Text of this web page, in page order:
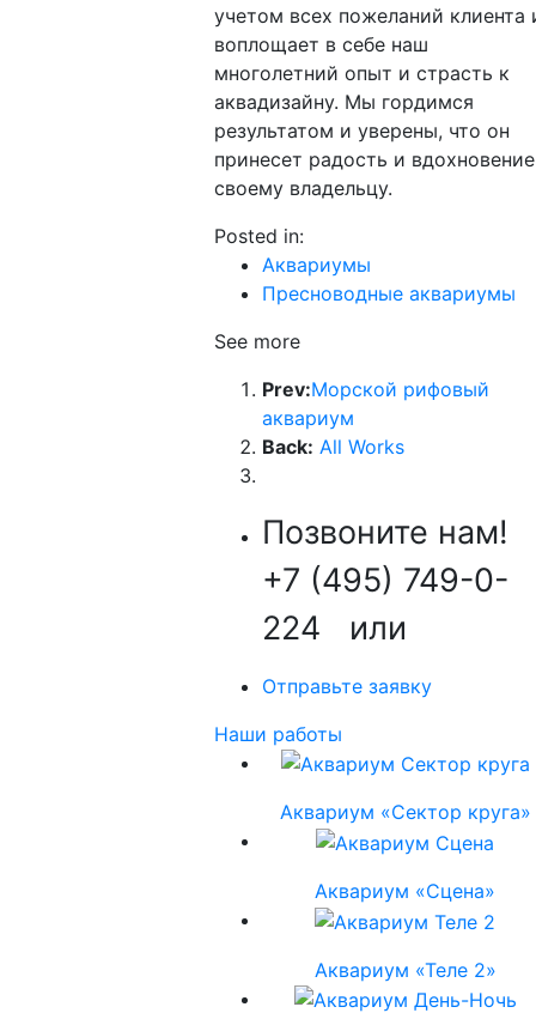
учетом всех пожеланий клиента
воплощает в себе наш
многолетний опыт и страсть к
аквадизайну. Мы гордимся
результатом и уверены, что он
принесет радость и вдохновение
своему владельцу.
Posted in:
Аквариумы
Пресноводные аквариумы
See more
Prev:Морской рифовый
аквариум
Back: All Works
Позвоните нам!
+7 (495) 749-0-
224 или
Отправьте заявку
Наши работы
Аквариум «Сектор круга»
Аквариум «Сцена»
Аквариум «Теле 2»